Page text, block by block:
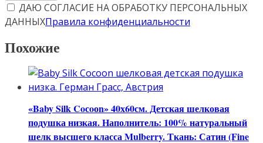
ДАЮ СОГЛАСИЕ НА ОБРАБОТКУ ПЕРСОНАЛЬНЫХ
ДАННЫХПравила конфиденциальности
Похожие
«Baby Silk Coсoоn» 40х60см. Детская шелковая
подушка низкая. Наполнитель: 100% натуральный
шелк высшего класса Mulberry. Ткань: Сатин (Fine